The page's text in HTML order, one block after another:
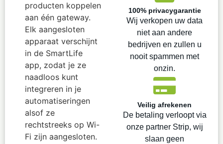
producten koppelen
aan één gateway.
Elk aangesloten
apparaat verschijnt
in de SmartLife
app, zodat je ze
naadloos kunt
integreren in je
automatiseringen
alsof ze
rechtstreeks op Wi-
Fi zijn aangesloten.
100% privacygarantie
Wij verkopen uw data
niet aan andere
bedrijven en zullen u
nooit spammen met
onzin.
Veilig afrekenen
De betaling verloopt via
onze partner Strip, wij
slaan geen